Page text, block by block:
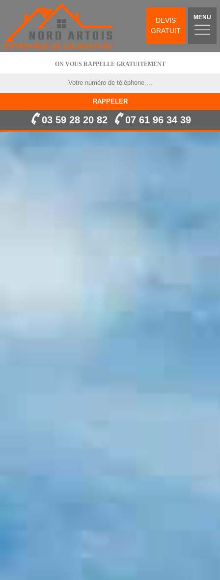
DEVIS
GRATUIT
MENU
ON VOUS RAPPELLE GRATUITEMENT
03 59 28 20 82 07 61 96 34 39